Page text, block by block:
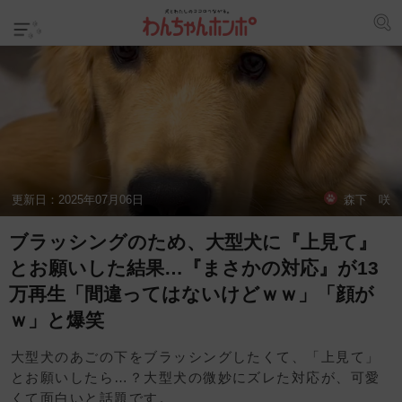
更新日： 2025年07月06日 森下 咲
ブラッシングのため、大型犬に『上見て』
とお願いした結果…『まさかの対応』が13
万再生「間違ってはないけどｗｗ」「顔が
ｗ」と爆笑
大型犬のあごの下をブラッシングしたくて、「上見て」
とお願いしたら…？大型犬の微妙にズレた対応が、可愛
くて面白いと話題です。